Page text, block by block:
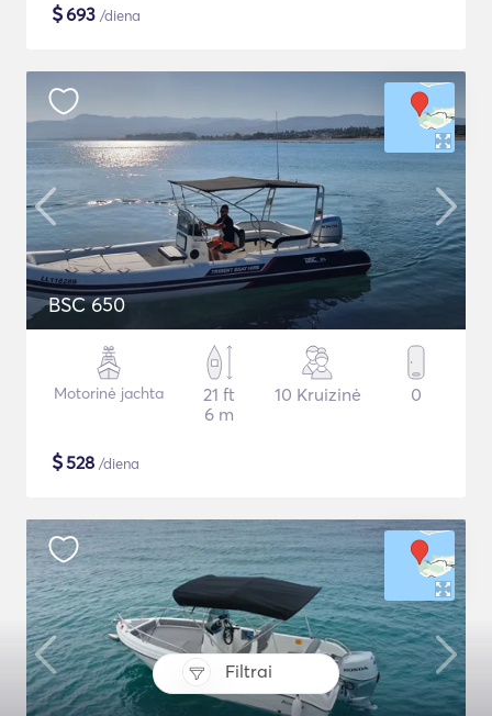
Filtrai
$693 /diena
BSC 650
Motorinė jachta
21 ft
6 m
10 Kruizinė 0
$528 /diena